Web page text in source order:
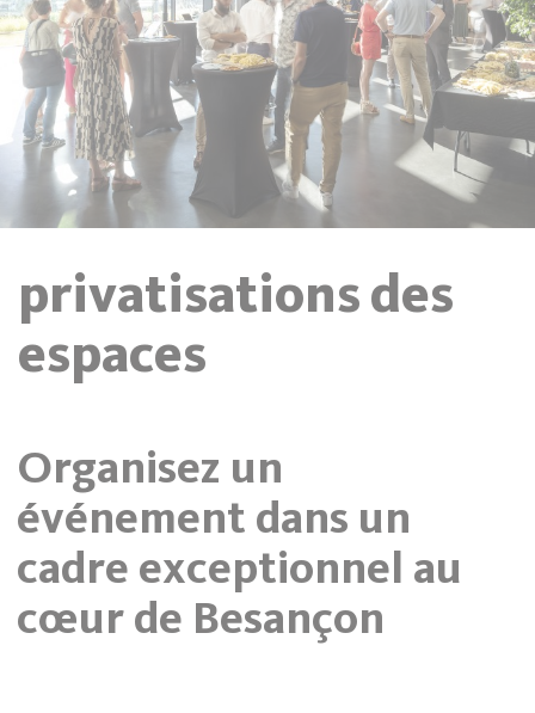
privatisations des
espaces
Organisez un
événement dans un
cadre exceptionnel au
cœur de Besançon